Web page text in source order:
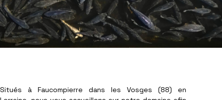
Situés à Faucompierre dans les Vosges (88) en